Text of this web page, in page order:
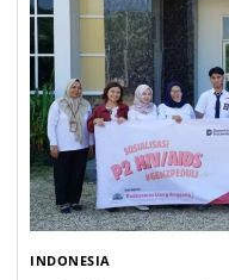
INDONESIA